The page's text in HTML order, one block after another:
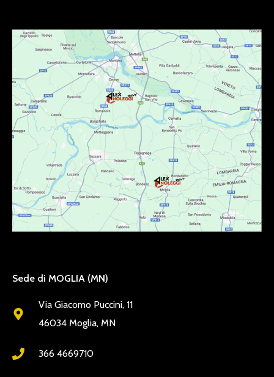
Sede di MOGLIA (MN)
Via Giacomo Puccini, 11
46034 Moglia, MN
366 4669710